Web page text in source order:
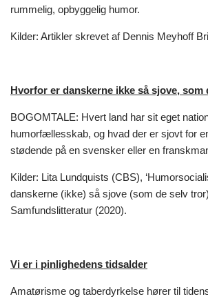
rummelig, opbyggelig humor.
Kilder: Artikler skrevet af Dennis Meyhoff
Hvorfor er danskerne ikke så sjove, som
BOGOMTALE: Hvert land har sit eget
humorfællesskab, og hvad der er sjovt for
stødende på en svensker eller en
Kilder: Lita Lundquists (CBS),
danskerne (ikke) så sjove (som de selv
Samfundslitteratur (2020).
Vi er i pinlighedens tidsalder
Amatørisme og taberdyrkelse hører til